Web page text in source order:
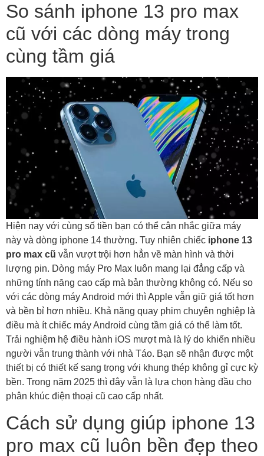
So sánh iphone 13 pro max
cũ với các dòng máy trong
cùng tầm giá
Hiện nay với cùng số tiền bạn có thể cân nhắc giữa máy
này và dòng iphone 14 thường. Tuy nhiên chiếc iphone 13
pro max cũ vẫn vượt trội hơn hẳn về màn hình và thời
lượng pin. Dòng máy Pro Max luôn mang lại đẳng cấp và
những tính năng cao cấp mà bản thường không có. Nếu so
với các dòng máy Android mới thì Apple vẫn giữ giá tốt hơn
và bền bỉ hơn nhiều. Khả năng quay phim chuyên nghiệp là
điều mà ít chiếc máy Android cùng tầm giá có thể làm tốt.
Trải nghiệm hệ điều hành iOS mượt mà là lý do khiến nhiều
người vẫn trung thành với nhà Táo. Bạn sẽ nhận được một
thiết bị có thiết kế sang trọng với khung thép không gỉ cực kỳ
bền. Trong năm 2025 thì đây vẫn là lựa chọn hàng đầu cho
phân khúc điện thoại cũ cao cấp nhất.
Cách sử dụng giúp iphone 13
pro max cũ luôn bền đẹp theo